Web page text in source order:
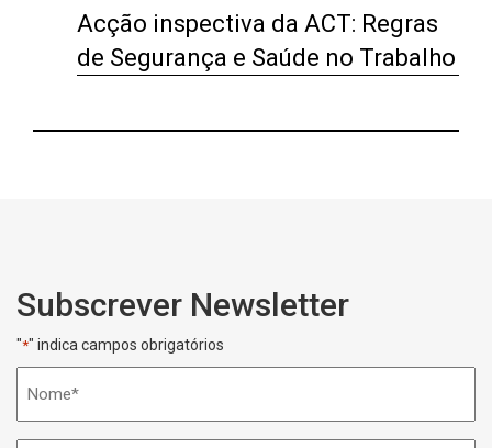
Acção inspectiva da ACT: Regras
de Segurança e Saúde no Trabalho
Subscrever Newsletter
"*" indica campos obrigatórios